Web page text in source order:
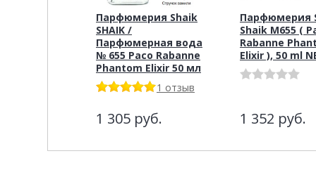
Парфюмерия Shaik
SHAIK /
Парфюмерная вода
№ 655 Paco Rabanne
Phantom Elixir 50 мл
1 отзыв
1 305 руб.
Парфюмерия
Shaik M655 (
Rabanne
Elixir ), 50 ml
1 352 руб.